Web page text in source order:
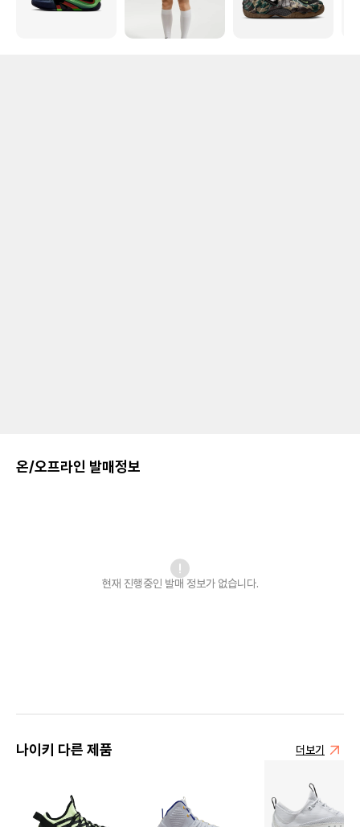
온/오프라인 발매정보
현재 진행중인 발매 정보가 없습니다.
나이키 다른 제품 더보기